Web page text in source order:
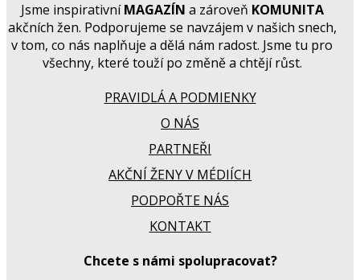
Jsme inspirativníMAGAZÍN a zároveň KOMUNITA
akčních žen. Podporujeme se navzájem v našich snech,
v tom, co nás naplňuje a dělá nám radost. Jsme tu pro
všechny, které touží po změně a chtějí růst.
PRAVIDLÁ A PODMIENKY
O NÁS
PARTNEŘI
AKČNÍ ŽENY V MÉDIÍCH
PODPOŘTE NÁS
KONTAKT
Chcete s námi spolupracovat?